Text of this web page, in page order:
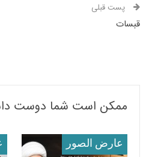
پست قبلی
قبسات
ممکن است شما دوست
عارض الصور